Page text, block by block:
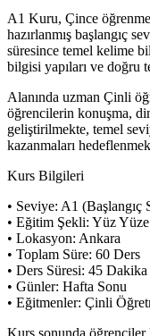
A1 Kuru, Çince
hazırlanmış başlangıç
süresince temel kelime
bilgisi yapıları ve doğru
Alanında uzman Çinli
öğrencilerin konuşma,
geliştirilmekte, temel
kazanmaları
Kurs Bilgileri
• Seviye: A1 (Başlangıç
• Eğitim Şekli: Yüz
• Lokasyon: Ankara
• Toplam Süre: 60 Ders
• Ders Süresi: 45 Dakika
• Günler: Hafta Sonu
• Eğitmenler: Çinli